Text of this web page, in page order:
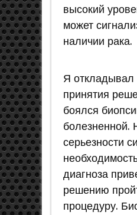
высокий
может
наличии рака.
Я откладывал
принятия
боялся
болезненной.
серьезности
диагноза
решению
процедуру.